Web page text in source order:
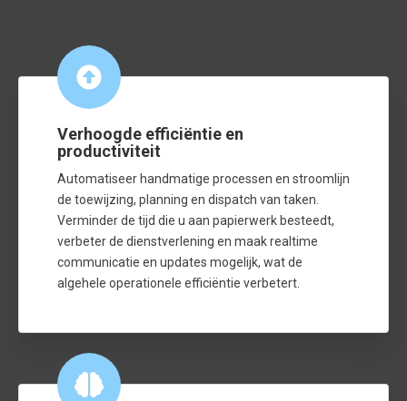
Verhoogde efficiëntie en
productiviteit
Automatiseer handmatige processen en stroomlijn
de toewijzing, planning en dispatch van taken.
Verminder de tijd die u aan papierwerk besteedt,
verbeter de dienstverlening en maak realtime
communicatie en updates mogelijk, wat de
algehele operationele efficiëntie verbetert.